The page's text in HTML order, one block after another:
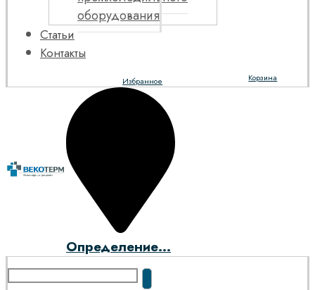
оборудования
Статьи
Контакты
Корзина
Избранное
Определение...